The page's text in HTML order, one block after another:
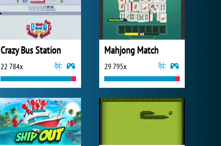
Crazy Bus Station
22 784x
Mahjong Match
29 795x